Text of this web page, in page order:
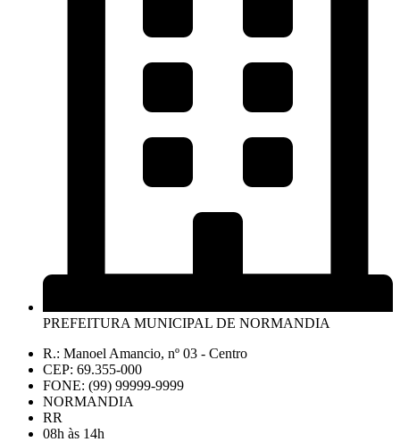
PREFEITURA MUNICIPAL DE NORMANDIA
R.: Manoel Amancio, nº 03 - Centro
CEP: 69.355-000
FONE: (99) 99999-9999
NORMANDIA
RR
08h às 14h